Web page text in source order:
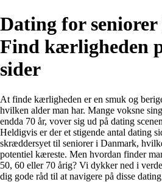
Dating for
Find kærligheden
sider
At finde kærligheden er en smuk og
hvilken alder man har. Mange voksne
endda 70 år, vover sig ud på dating
Heldigvis er der et stigende antal dating
skræddersyet til seniorer i Danmark,
potentiel kæreste. Men hvordan finder
50, 60 eller 70 årig? Vi dykker ned i
dig gode råd til at navigere på disse